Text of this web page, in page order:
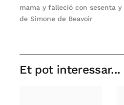
mama y falleció con sesenta y
de Simone de Beavoir
Et pot interessar...